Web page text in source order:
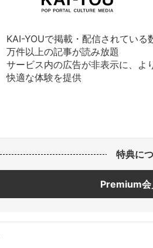
KAI-YOUで掲載・配信されている
万件以上の記事が読み放題
サービス内の広告が非表示に、よ
快適な体験を提供
特典に
Premium会